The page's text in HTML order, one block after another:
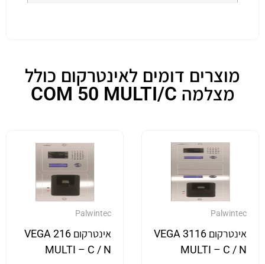
מוצרים דומים לאינטרקום כולל
מצלמה COM 50 MULTI/C
Palwintec
אינטרקום VEGA 3116
MULTI – C / N
Palwintec
אינטרקום VEGA 216
MULTI – C / N